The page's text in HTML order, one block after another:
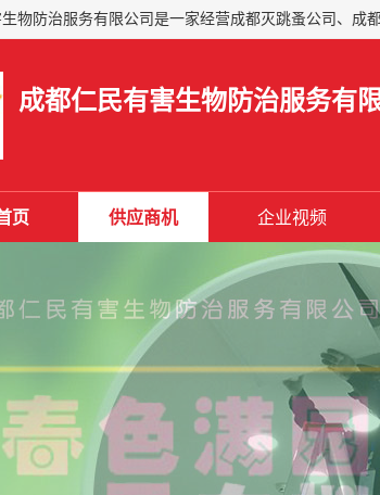
成都仁民有害生物防治服务有
页 供应商机 企业视频